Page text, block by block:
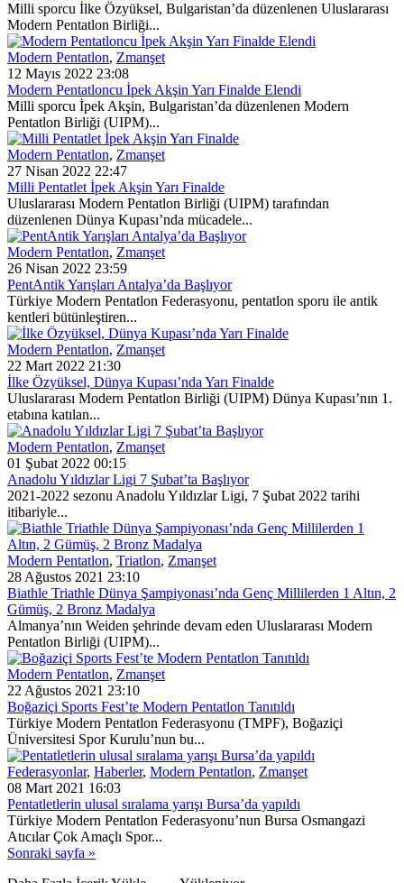
Milli sporcu İlke Özyüksel, Bulgaristan’da düzenlenen Uluslararası
Modern Pentatlon Birliği...
Modern Pentatlon, Zmanşet
12 Mayıs 2022 23:08
Modern Pentatloncu İpek Akşin Yarı Finalde Elendi
Milli sporcu İpek Akşin, Bulgaristan’da düzenlenen Modern
Pentatlon Birliği (UIPM)...
Modern Pentatlon, Zmanşet
27 Nisan 2022 22:47
Milli Pentatlet İpek Akşin Yarı Finalde
Uluslararası Modern Pentatlon Birliği (UIPM) tarafından
düzenlenen Dünya Kupası’nda mücadele...
Modern Pentatlon, Zmanşet
26 Nisan 2022 23:59
PentAntik Yarışları Antalya’da Başlıyor
Türkiye Modern Pentatlon Federasyonu, pentatlon sporu ile antik
kentleri bütünleştiren...
Modern Pentatlon, Zmanşet
22 Mart 2022 21:30
İlke Özyüksel, Dünya Kupası’nda Yarı Finalde
Uluslararası Modern Pentatlon Birliği (UIPM) Dünya Kupası’nın 1.
etabına katılan...
Modern Pentatlon, Zmanşet
01 Şubat 2022 00:15
Anadolu Yıldızlar Ligi 7 Şubat’ta Başlıyor
2021-2022 sezonu Anadolu Yıldızlar Ligi, 7 Şubat 2022 tarihi
itibariyle...
Modern Pentatlon, Triatlon, Zmanşet
28 Ağustos 2021 23:10
Biathle Triathle Dünya Şampiyonası’nda Genç Millilerden 1 Altın, 2
Gümüş, 2 Bronz Madalya
Almanya’nın Weiden şehrinde devam eden Uluslararası Modern
Pentatlon Birliği (UIPM)...
Modern Pentatlon, Zmanşet
22 Ağustos 2021 23:10
Boğaziçi Sports Fest’te Modern Pentatlon Tanıtıldı
Türkiye Modern Pentatlon Federasyonu (TMPF), Boğaziçi
Üniversitesi Spor Kurulu’nun bu...
Federasyonlar, Haberler, Modern Pentatlon, Zmanşet
08 Mart 2021 16:03
Pentatletlerin ulusal sıralama yarışı Bursa’da yapıldı
Türkiye Modern Pentatlon Federasyonu’nun Bursa Osmangazi
Atıcılar Çok Amaçlı Spor...
Sonraki sayfa »